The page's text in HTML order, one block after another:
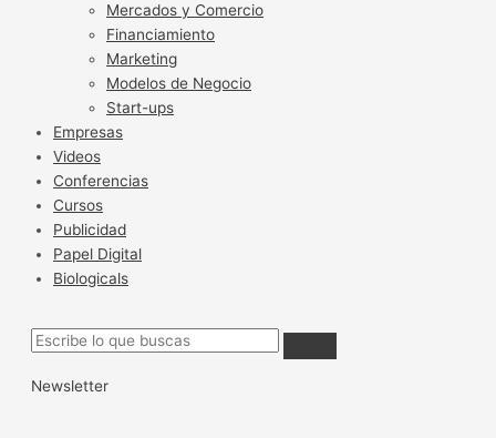
Mercados y Comercio
Financiamiento
Marketing
Modelos de Negocio
Start-ups
Empresas
Videos
Conferencias
Cursos
Publicidad
Papel Digital
Biologicals
Newsletter